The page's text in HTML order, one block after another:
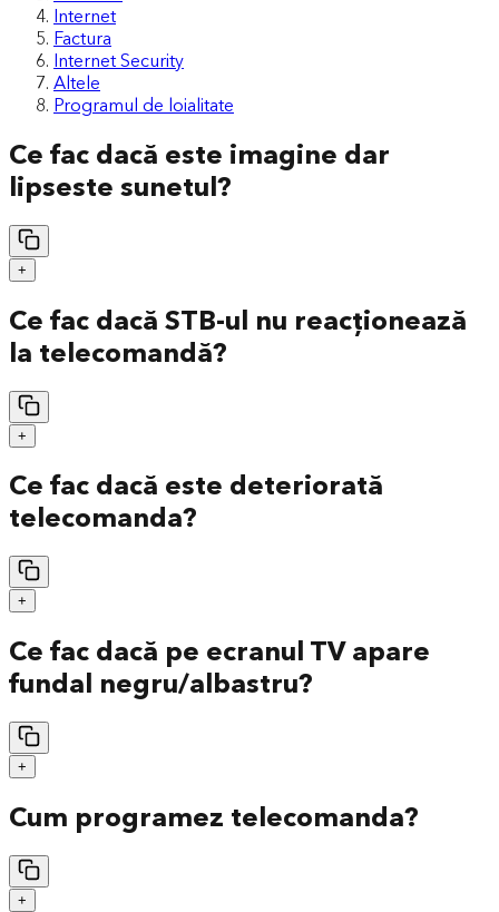
Internet
Factura
Internet Security
Altele
Programul de loialitate
Ce fac dacă este imagine dar
lipseste sunetul?
+
Ce fac dacă STB-ul nu reacționează
la telecomandă?
+
Ce fac dacă este deteriorată
telecomanda?
+
Ce fac dacă pe ecranul TV apare
fundal negru/albastru?
+
Cum programez telecomanda?
+